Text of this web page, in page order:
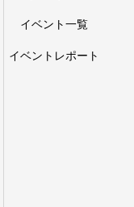
イベント一覧
イベントレポート